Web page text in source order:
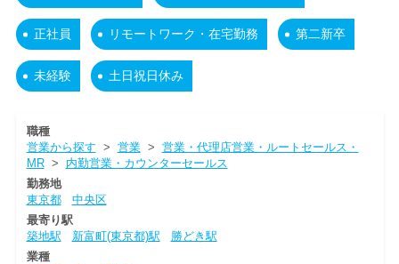
正社員 リモートワーク・在宅勤務 第二新卒
未経験 土日祝日休み
職種
営業から探す > 営業> 営業・代理店営業・ルートセールス・
MR> 内勤営業・カウンターセールス
勤務地
東京都
中央区
最寄り駅
築地駅
新富町(東京都)駅
勝どき駅
業種